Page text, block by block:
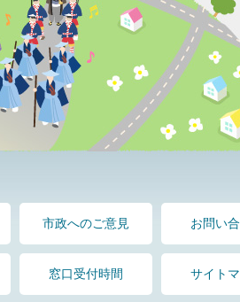
市政へのご意見 お問い
窓口受付時間 サイト